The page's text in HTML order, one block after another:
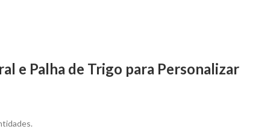
e Palha de Trigo para Personalizar